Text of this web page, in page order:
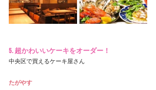
5. 超かわいいケーキをオーダー！
中央区で買えるケーキ屋さん
たがやす